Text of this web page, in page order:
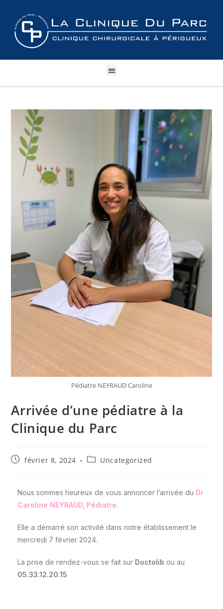
Pédiatre NEYRAUD Caroline
Arrivée d’une pédiatre à la
Clinique du Parc
février 8, 2024 Uncategorized
Nous sommes heureux de vous annoncer l’arrivée du Dr
Caroline NEYRAUD, Pédiatre.
Elle a démarré son activité dans notre établissement le
mercredi 7 février 2024.
La prise de rendez-vous se fait sur Doctolib ou au
05.33.12.20.15